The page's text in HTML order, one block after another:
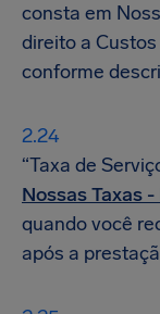
consta em
direito a
conforme
“Taxa de
Nossas Taxas
quando você
após a